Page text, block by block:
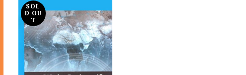
SOL
D OU
T